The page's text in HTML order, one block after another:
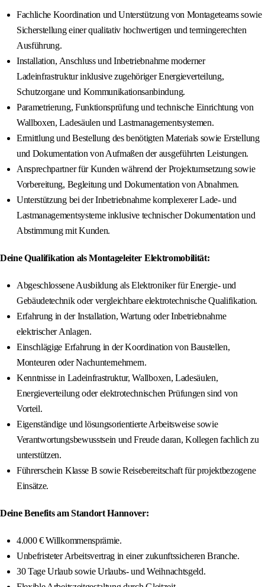
Fachliche Koordination und Unterstützung von Montageteams sowie
Sicherstellung einer qualitativ hochwertigen und termingerechten
Ausführung.
Installation, Anschluss und Inbetriebnahme moderner
Ladeinfrastruktur inklusive zugehöriger Energieverteilung,
Schutzorgane und Kommunikationsanbindung.
Parametrierung, Funktionsprüfung und technische Einrichtung von
Wallboxen, Ladesäulen und Lastmanagementsystemen.
Ermittlung und Bestellung des benötigten Materials sowie Erstellung
und Dokumentation von Aufmaßen der ausgeführten Leistungen.
Ansprechpartner für Kunden während der Projektumsetzung sowie
Vorbereitung, Begleitung und Dokumentation von Abnahmen.
Unterstützung bei der Inbetriebnahme komplexerer Lade- und
Lastmanagementsysteme inklusive technischer Dokumentation und
Abstimmung mit Kunden.
Deine Qualifikation als Montageleiter Elektromobilität:
Abgeschlossene Ausbildung als Elektroniker für Energie- und
Gebäudetechnik oder vergleichbare elektrotechnische Qualifikation.
Erfahrung in der Installation, Wartung oder Inbetriebnahme
elektrischer Anlagen.
Einschlägige Erfahrung in der Koordination von Baustellen,
Monteuren oder Nachunternehmern.
Kenntnisse in Ladeinfrastruktur, Wallboxen, Ladesäulen,
Energieverteilung oder elektrotechnischen Prüfungen sind von
Vorteil.
Eigenständige und lösungsorientierte Arbeitsweise sowie
Verantwortungsbewusstsein und Freude daran, Kollegen fachlich zu
unterstützen.
Führerschein Klasse B sowie Reisebereitschaft für projektbezogene
Einsätze.
Deine Benefits am Standort Hannover:
4.000 € Willkommensprämie.
Unbefristeter Arbeitsvertrag in einer zukunftssicheren Branche.
30 Tage Urlaub sowie Urlaubs- und Weihnachtsgeld.